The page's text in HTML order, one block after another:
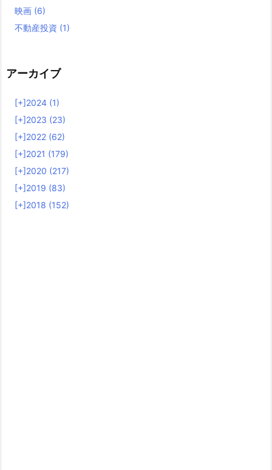
映画 (6)
不動産投資 (1)
アーカイブ
[+]2024 (1)
[+]2023 (23)
[+]2022 (62)
[+]2021 (179)
[+]2020 (217)
[+]2019 (83)
[+]2018 (152)